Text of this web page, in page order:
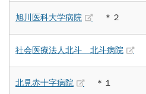
旭川医科大学病院 ＊２
社会医療法人北斗 北斗病院
北見赤十字病院 ＊１